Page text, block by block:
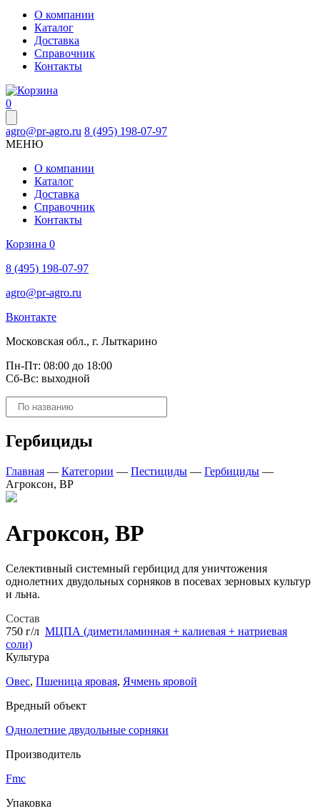
О компании
Каталог
Доставка
Справочник
Контакты
0
agro@pr-agro.ru 8 (495) 198-07-97
МЕНЮ
О компании
Каталог
Доставка
Справочник
Контакты
Корзина 0
8 (495) 198-07-97
agro@pr-agro.ru
Вконтакте
Московская обл., г. Лыткарино
Пн-Пт: 08:00 до 18:00
Сб-Вс: выходной
Поиск
товаров
Гербициды
Главная — Категории — Пестициды — Гербициды —
Агроксон, ВР
Агроксон, ВР
Селективный системный гербицид для уничтожения
однолетних двудольных сорняков в посевах зерновых культур
и льна.
Состав
750 г/л МЦПА (диметиламинная + калиевая + натриевая
соли)
Культура
Овес, Пшеница яровая, Ячмень яровой
Вредный объект
Однолетние двудольные сорняки
Производитель
Fmc
Упаковка